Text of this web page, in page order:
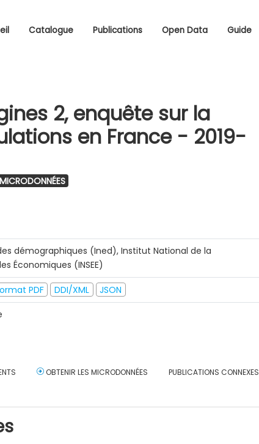
Catalogue Publications Open Data Guide
2, enquête sur la
en France - 2019-
démographiques (Ined), Institut National de la
Économiques (INSEE)
PDF DDI/XML
JSON
OBTENIR LES MICRODONNÉES PUBLICATIONS CONNEXES